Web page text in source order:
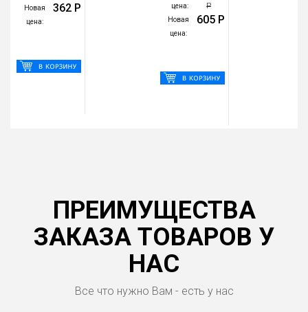
Новая
цена:
362 Р
цена:
Р
Новая
цена:
605 Р
ПРЕИМУЩЕСТВА
ЗАКАЗА ТОВАРОВ У
НАС
Все что нужно Вам - есть у нас